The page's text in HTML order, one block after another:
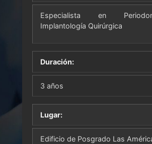
Especialista en
Implantología Quirúrgica
Duración:
3 años
Lugar:
Edificio de Posgrado Las